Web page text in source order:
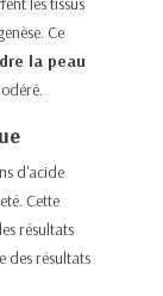
Ce
la peau
d'acide
Cette
résultats
des résultats